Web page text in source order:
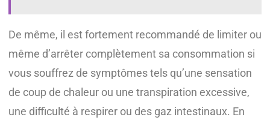
De même, il est fortement recommandé de limiter ou
même d’arrêter complètement sa consommation si
vous souffrez de symptômes tels qu’une sensation
de coup de chaleur ou une transpiration excessive,
une difficulté à respirer ou des gaz intestinaux. En